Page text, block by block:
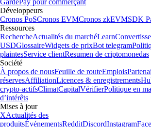
GardePay pour commerçant
Développeurs
Cronos PoSCronos EVMCronos zkEVMSDK
Ressources
RechercheActualités du marchéLearn
USDGlossaireWidgets de prixBot telegram
plaintesService clientResumen de criptomonedas
Société
À propos de nousFeuille de routeEmplois
réservesAffiliationLicences & enregistrements
crypto-actifsClimatCapitalVérifierPolitique en
d’intérêts
Mises à jour
XActualités des
produitsÉvénementsRedditDiscordInstagram